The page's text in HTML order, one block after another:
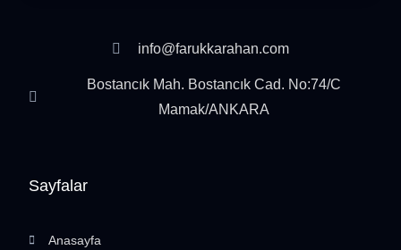
Sayfalar
Anasayfa
info@farukkarahan.com
Bostancık Mah. Bostancık Cad. No:74/C
Mamak/ANKARA